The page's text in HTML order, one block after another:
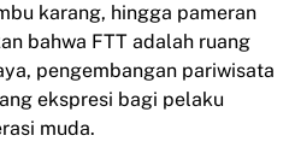
karang, hingga pameran
bahwa FTT adalah ruang
pengembangan pariwisata
ekspresi bagi pelaku
muda.